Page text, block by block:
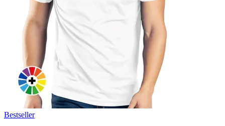
Bestseller